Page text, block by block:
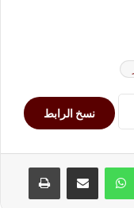
نسخ الرابط
واتساب